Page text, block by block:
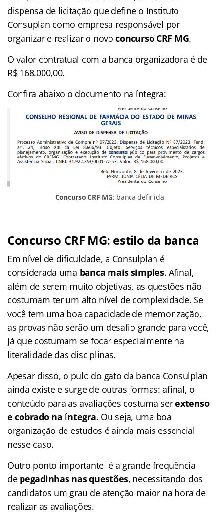
dispensa de licitação que define o Instituto
Consuplan como empresa responsável por
organizar e realizar o novo concurso CRF MG.
O valor contratual com a banca organizadora é de
R$ 168.000,00.
Confira abaixo o documento na íntegra:
Concurso CRF MG: banca definida
Concurso CRF MG: estilo da banca
Em nível de dificuldade, a Consulplan é
considerada uma banca mais simples. Afinal,
além de serem muito objetivas, as questões não
costumam ter um alto nível de complexidade. Se
você tem uma boa capacidade de memorização,
as provas não serão um desafio grande para você,
já que costumam se focar especialmente na
literalidade das disciplinas.
Apesar disso, o pulo do gato da banca Consulplan
ainda existe e surge de outras formas: afinal, o
conteúdo para as avaliações costuma serextenso
e cobrado na íntegra. Ou seja, uma boa
organização de estudos é ainda mais essencial
nesse caso.
Outro ponto importante é a grande frequência
de pegadinhas nas questões, necessitando dos
candidatos um grau de atenção maior na hora de
realizar as avaliações.